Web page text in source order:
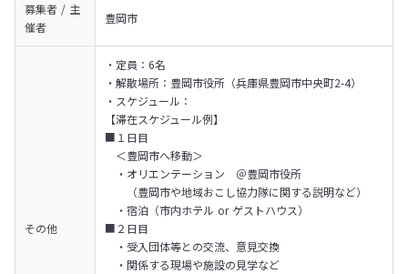
募集者 / 主
催者
豊岡市
その他
・定員：6名
・解散場所：豊岡市役所（兵庫県豊岡市中央町2-4）
・スケジュール：
【滞在スケジュール例】
■１日目
＜豊岡市へ移動＞
・オリエンテーション　＠豊岡市役所
（豊岡市や地域おこし協力隊に関する説明など）
・宿泊（市内ホテル or ゲストハウス）
■２日目
・受入団体等との交流、意見交換
・関係する現場や施設の見学など